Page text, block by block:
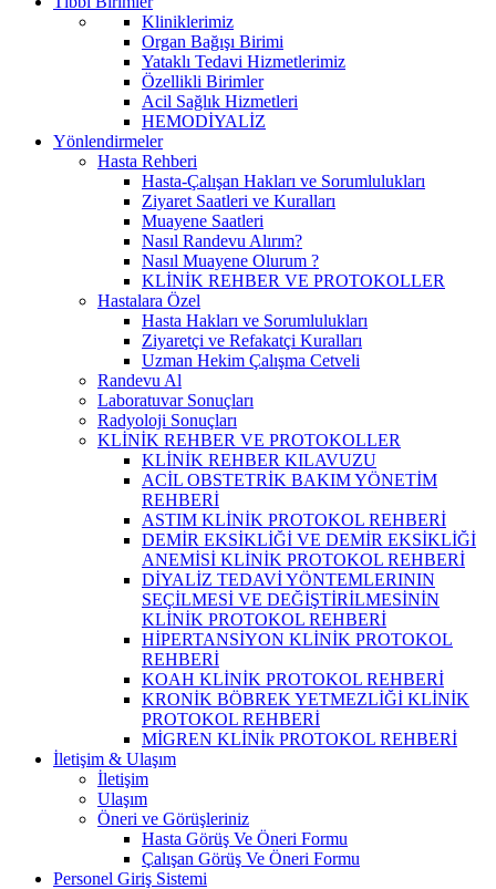
Kliniklerimiz
Organ Bağışı Birimi
Yataklı Tedavi Hizmetlerimiz
Özellikli Birimler
Acil Sağlık Hizmetleri
HEMODİYALİZ
Yönlendirmeler
Hasta Rehberi
Hasta-Çalışan Hakları ve Sorumlulukları
Ziyaret Saatleri ve Kuralları
Muayene Saatleri
Nasıl Randevu Alırım?
Nasıl Muayene Olurum ?
KLİNİK REHBER VE PROTOKOLLER
Hastalara Özel
Hasta Hakları ve Sorumlulukları
Ziyaretçi ve Refakatçi Kuralları
Uzman Hekim Çalışma Cetveli
Randevu Al
Laboratuvar Sonuçları
Radyoloji Sonuçları
KLİNİK REHBER VE PROTOKOLLER
KLİNİK REHBER KILAVUZU
ACİL OBSTETRİK BAKIM YÖNETİM
REHBERİ
ASTIM KLİNİK PROTOKOL REHBERİ
DEMİR EKSİKLİĞİ VE DEMİR EKSİKLİĞİ
ANEMİSİ KLİNİK PROTOKOL REHBERİ
DİYALİZ TEDAVİ YÖNTEMLERININ
SEÇİLMESİ VE DEĞİŞTİRİLMESİNİN
KLİNİK PROTOKOL REHBERİ
HİPERTANSİYON KLİNİK PROTOKOL
REHBERİ
KOAH KLİNİK PROTOKOL REHBERİ
KRONİK BÖBREK YETMEZLİĞİ KLİNİK
PROTOKOL REHBERİ
MİGREN KLİNİk PROTOKOL REHBERİ
İletişim & Ulaşım
İletişim
Ulaşım
Öneri ve Görüşleriniz
Hasta Görüş Ve Öneri Formu
Çalışan Görüş Ve Öneri Formu
Personel Giriş Sistemi